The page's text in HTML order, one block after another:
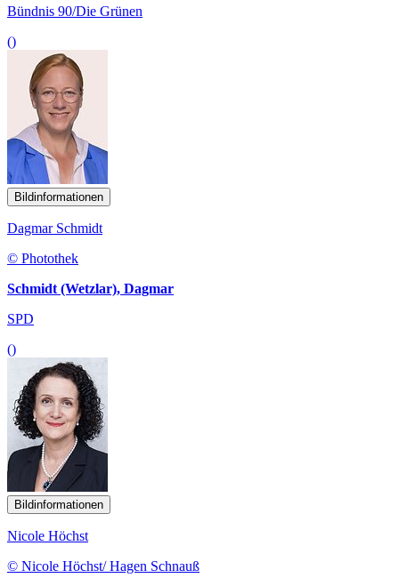
Bündnis 90/Die Grünen
()
Bildinformationen
Dagmar Schmidt
© Photothek
Schmidt (Wetzlar), Dagmar
SPD
()
Bildinformationen
Nicole Höchst
© Nicole Höchst/ Hagen Schnauß